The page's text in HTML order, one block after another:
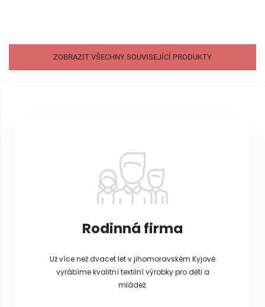
ZOBRAZIT VŠECHNY SOUVISEJÍCÍ PRODUKTY
Rodinná firma
Už více než dvacet let v jihomoravském Kyjově
vyrábíme kvalitní textilní výrobky pro děti a
mládež.